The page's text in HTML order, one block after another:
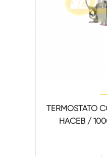
TERMOSTATO
HACEB /